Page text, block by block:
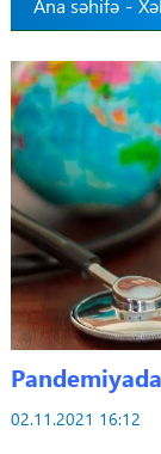
Ana səhifə -
02.11.2021 16:12
Regionlar
Elanlar
Gündəm
Tibbi
Mühüm
COVID-19